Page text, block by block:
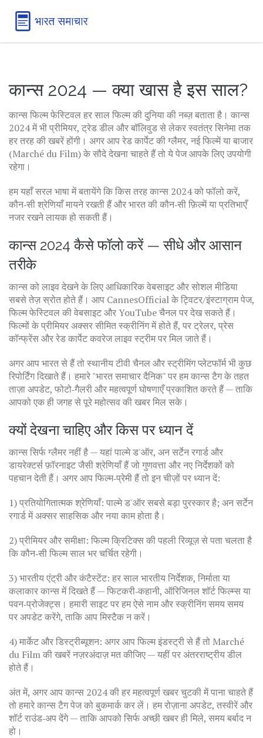
कान्स 2024 — क्या खास है इस साल?
कान्स फिल्म फेस्टिवल हर साल फिल्म की दुनिया की नब्ज़ बताता है। कान्स
2024 में भी प्रीमियर, ट्रेड डील और बॉलिवुड से लेकर स्वतंत्र सिनेमा तक
हर तरह की खबरें होंगी। अगर आप रेड कार्पेट की ग्लैमर, नई फिल्में या बाजार
(Marché du Film) के सौदे देखना चाहते हैं तो ये पेज आपके लिए उपयोगी
रहेगा।
हम यहाँ सरल भाषा में बतायेंगे कि किस तरह कान्स 2024 को फॉलो करें,
कौन‑सी श्रेणियाँ मायने रखती हैं और भारत की कौन‑सी फ़िल्में या प्रतिभाएँ
नजर रखने लायक हो सकती हैं।
कान्स 2024 कैसे फॉलो करें — सीधे और आसान
तरीके
कान्स को लाइव देखने के लिए आधिकारिक वेबसाइट और सोशल मीडिया
सबसे तेज़ स्रोत होते हैं। आप CannesOfficial के ट्विटर/इंस्टाग्राम पेज,
फिल्म फेस्टिवल की वेबसाइट और YouTube चैनल पर देख सकते हैं।
फिल्मों के प्रीमियर अक्सर सीमित स्क्रीनिंग में होते हैं, पर ट्रेलर, प्रेस
कॉन्फ्रेंस और रेड कार्पेट कवरेज लाइव स्ट्रीम पर मिल जाते हैं।
अगर आप भारत से हैं तो स्थानीय टीवी चैनल और स्ट्रीमिंग प्लेटफॉर्म भी कुछ
रिपोर्टिंग दिखाते हैं। हमारे "भारत समाचार दैनिक" पर हम कान्स टैग के तहत
ताज़ा अपडेट, फोटो‑गैलरी और महत्वपूर्ण घोषणाएँ प्रकाशित करते हैं — ताकि
आपको एक ही जगह से पूरे महोत्सव की खबर मिल सके।
क्यों देखना चाहिए और किस पर ध्यान दें
कान्स सिर्फ ग्लैमर नहीं है — यहां पाल्मे ड'ऑर, अन सर्टेन रगार्ड और
डायरेक्टर्स फ़ॉरनाइट जैसी श्रेणियाँ हैं जो गुणवत्ता और नए निर्देशकों को
पहचान देती हैं। अगर आप फिल्म‑प्रेमी हैं तो इन चीज़ों पर ध्यान दें:
1) प्रतियोगितात्मक श्रेणियाँ: पाल्मे ड'ऑर सबसे बड़ा पुरस्कार है; अन सर्टेन
रगार्ड में अक्सर साहसिक और नया काम होता है।
2) प्रीमियर और समीक्षा: फिल्म क्रिटिक्स की पहली रिव्यूज़ से पता चलता है
कि कौन‑सी फिल्म साल भर चर्चित रहेगी।
3) भारतीय एंट्री और कंटैस्टेंट: हर साल भारतीय निर्देशक, निर्माता या
कलाकार कान्स में दिखते हैं — फिटकरी‑कहानी, ऑरिजिनल शॉर्ट फिल्म्स या
पवन‑प्रोजेक्ट्स। हमारी साइट पर हम ऐसे नाम और स्क्रीनिंग समय समय
पर अपडेट करेंगे, ताकि आप मिस्टैक न करें।
4) मार्केट और डिस्ट्रीब्यूशन: अगर आप फिल्म इंडस्ट्री से हैं तो Marché
du Film की खबरें नज़रअंदाज़ मत कीजिए — यहीं पर अंतरराष्ट्रीय डील
होते हैं।
अंत में, अगर आप कान्स 2024 की हर महत्वपूर्ण खबर चुटकी में पाना चाहते हैं
तो हमारे कान्स टैग पेज को बुकमार्क कर लें। हम रोज़ाना अपडेट, तस्वीरें और
शॉर्ट राउंड‑अप देंगे — ताकि आपको सिर्फ अच्छी खबर ही मिले, समय बर्बाद न
हो।